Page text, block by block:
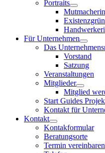
Portraits
Für Unternehmen
Das
Vorstand
Satzung
Veranstaltungen
Mitglieder
Mitglied
Start Guides
Kontakt für
Kontakt
Kontakformular
Beratungsorte
Termin vereinbaren